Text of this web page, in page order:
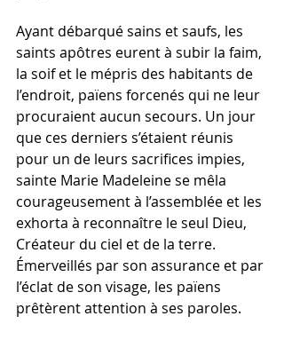
Ayant débarqué sains et saufs, les
saints apôtres eurent à subir la faim,
la soif et le mépris des habitants de
l’endroit, païens forcenés qui ne leur
procuraient aucun secours. Un jour
que ces derniers s’étaient réunis
pour un de leurs sacrifices impies,
sainte Marie Madeleine se mêla
courageusement à l’assemblée et les
exhorta à reconnaître le seul Dieu,
Créateur du ciel et de la terre.
Émerveillés par son assurance et par
l’éclat de son visage, les païens
prêtèrent attention à ses paroles.